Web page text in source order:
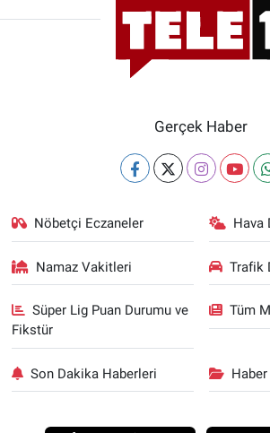
Gerçek Haber
Nöbetçi Eczaneler Hava
Namaz Vakitleri Trafik
Süper Lig Puan Durumu ve
Fikstür
Tüm
Son Dakika Haberleri